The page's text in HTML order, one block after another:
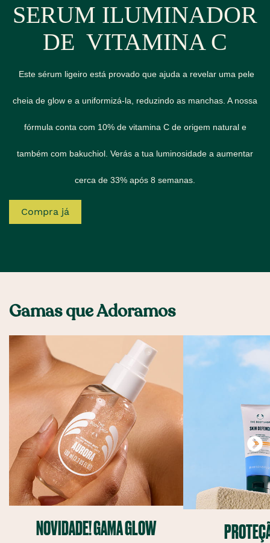
SERUM ILUMINADOR
DE VITAMINA C
Este sérum ligeiro está provado que ajuda a revelar uma pele
cheia de glow e a uniformizá-la, reduzindo as manchas. A nossa
fórmula conta com 10% de vitamina C de origem natural e
também com bakuchiol. Verás a tua luminosidade a aumentar
cerca de 33% após 8 semanas.
Compra já
Gamas que Adoramos
NOVIDADE! GAMA GLOW